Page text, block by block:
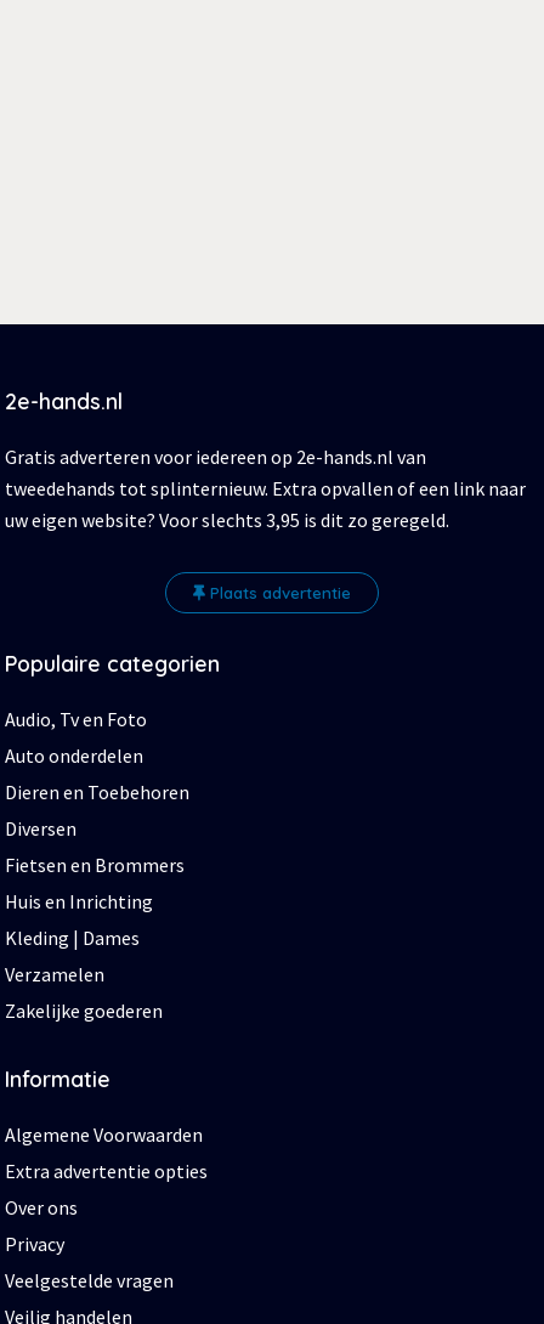
2e-hands.nl
Gratis adverteren voor iedereen op 2e-hands.nl van
tweedehands tot splinternieuw. Extra opvallen of een link naar
uw eigen website? Voor slechts 3,95 is dit zo geregeld.
Plaats advertentie
Populaire categorien
Audio, Tv en Foto
Auto onderdelen
Dieren en Toebehoren
Diversen
Fietsen en Brommers
Huis en Inrichting
Kleding | Dames
Verzamelen
Zakelijke goederen
Informatie
Algemene Voorwaarden
Extra advertentie opties
Over ons
Privacy
Veelgestelde vragen
Veilig handelen